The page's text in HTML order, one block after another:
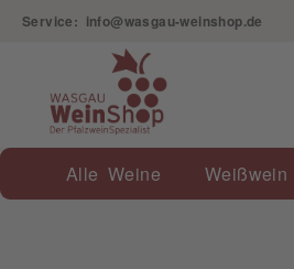
Service: info@wasgau-weinshop.de
Alle Weine Weißwein
Übersicht Alle Weine